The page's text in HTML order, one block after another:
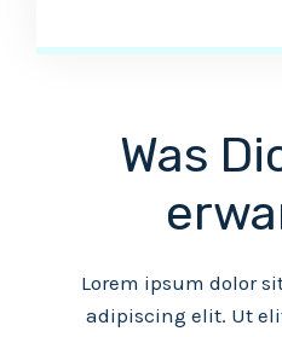
Was
Lorem ipsum dolor
adipiscing elit. Ut